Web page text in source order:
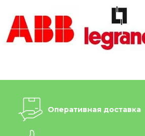
Оперативная доставка